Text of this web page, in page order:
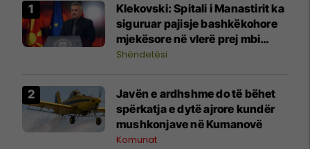
Klekovski: Spitali i Manastirit ka
siguruar pajisje bashkëkohore
mjekësore në vlerë prej mbi
30,4 milionë denarë
Shëndetësi
Javën e ardhshme do të bëhet
spërkatja e dytë ajrore kundër
mushkonjave në Kumanovë
Komunat